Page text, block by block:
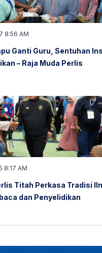
8:56 AM
Ganti Guru, Sentuhan
– Raja Muda Perlis
8:17 AM
Titah Perkasa Tradisi
dan Penyelidikan